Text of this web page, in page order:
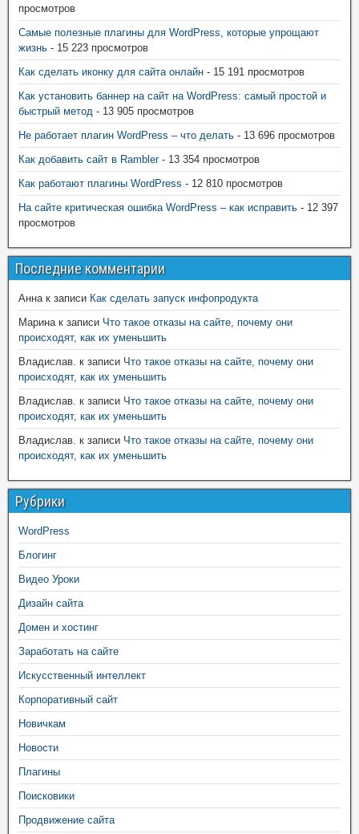
просмотров
Самые полезные плагины для WordPress, которые упрощают
жизнь - 15 223 просмотров
Как сделать иконку для сайта онлайн - 15 191 просмотров
Как установить баннер на сайт на WordPress: самый простой и
быстрый метод - 13 905 просмотров
Не работает плагин WordPress – что делать - 13 696 просмотров
Как добавить сайт в Rambler- 13 354 просмотров
Как работают плагины WordPress - 12 810 просмотров
На сайте критическая ошибка WordPress – как исправить - 12 397
просмотров
Последние комментарии
Анна к записи Как сделать запуск инфопродукта
Марина к записи Что такое отказы на сайте, почему они
происходят, как их уменьшить
Владислав. к записи Что такое отказы на сайте, почему они
происходят, как их уменьшить
Владислав. к записи Что такое отказы на сайте, почему они
происходят, как их уменьшить
Владислав. к записи Что такое отказы на сайте, почему они
происходят, как их уменьшить
Рубрики
WordPress
Блогинг
Видео Уроки
Дизайн сайта
Домен и хостинг
Заработать на сайте
Искусственный интеллект
Корпоративный сайт
Новичкам
Новости
Плагины
Поисковики
Продвижение сайта